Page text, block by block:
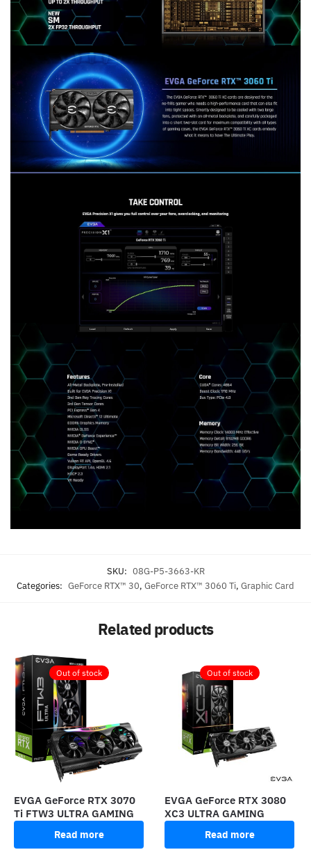
SKU: 08G-P5-3663-KR
Categories: GeForce RTX™ 30, GeForce RTX™ 3060 Ti, Graphic Card
Related products
Out of stock
EVGA GeForce RTX 3070
Ti FTW3 ULTRA GAMING
Read more
Out of stock
EVGA GeForce RTX 3080
XC3 ULTRA GAMING
Read more